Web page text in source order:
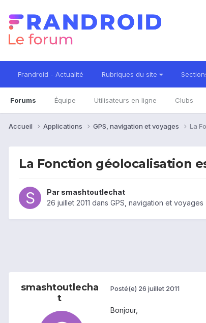
Frandroid - Actualité Rubriques du site
Forums Équipe Utilisateurs en ligne Clubs
Accueil Applications GPS, navigation et voyages La
La Fonction géolocalisation
Par smashtoutlechat
26 juillet 2011 dans GPS, navigation et voyages
smashtoutlecha
t
Posté(e) 26 juillet 2011
Bonjour,